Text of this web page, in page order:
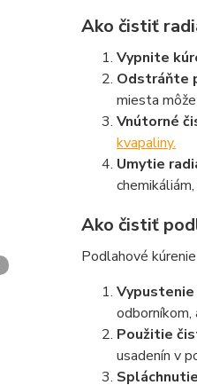
Ako čistiť
Vypnite
Odstráňte
miesta
Vnútorné
kvapaliny.
Umytie
Ako čistiť
Podlahové
odborníkom,
Použitie
usadenín v